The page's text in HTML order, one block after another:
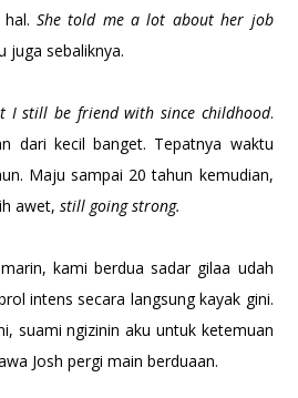
She told me a lot about her job
juga sebaliknya.
I still be friend with since childhood.
dari kecil banget. Tepatnya waktu
Maju sampai 20 tahun kemudian,
awet,still going strong.
kami berdua sadar gilaa udah
intens secara langsung kayak gini.
suami ngizinin aku untuk ketemuan
Josh pergi main berduaan.